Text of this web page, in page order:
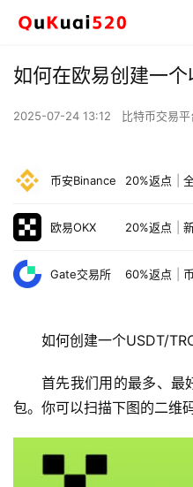
如何在欧易创建一个
2025-07-24 13:12 比特币交易
币安Binance 20%返点
欧易OKX 20%返点
Gate交易所 60%返点
如何创建一个USDT/
首先我们用的最多、最
包。你可以扫描下图的二维